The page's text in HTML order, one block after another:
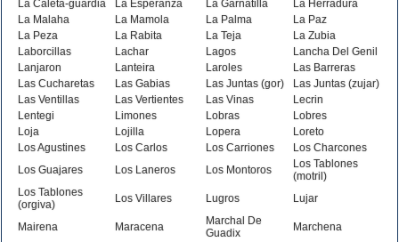
La Caleta-guardia
La Esperanza La Garnatilla
La Herradura
La Malaha
La Mamola La Palma
La Paz
La Peza
La Rabita La Teja
La Zubia
Laborcillas
Lachar Lagos
Lancha Del Genil
Lanjaron
Lanteira Laroles
Las Barreras
Las Cucharetas
Las Gabias Las Juntas (gor)
Las Juntas (zujar)
Las Ventillas
Las Vertientes Las Vinas
Lecrin
Lentegi
Limones Lobras
Lobres
Loja
Lojilla Lopera
Loreto
Los Agustines
Los Carlos Los Carriones
Los Charcones
Los Guajares
Los Laneros Los Montoros
Los Tablones
(motril)
Los Tablones
(orgiva)
Los Villares Lugros Lujar
Mairena Maracena
Marchal De
Guadix
Marchena